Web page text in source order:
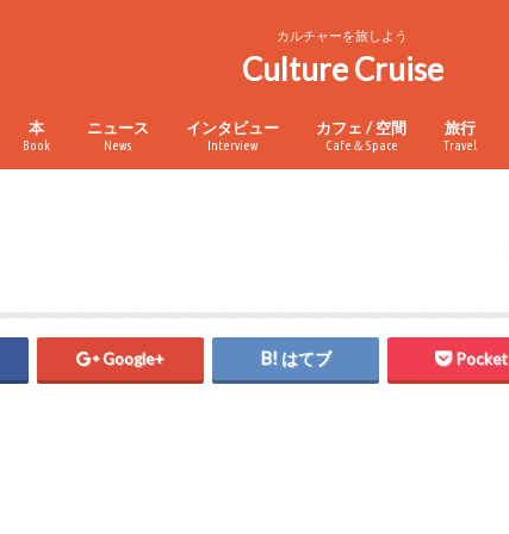
カルチャーを旅しよう
Culture Cruise
本
Book
ニュース
News
インタビュー
Interview
カフェ / 空間
Cafe＆Space
旅行
Travel
Google+ はてブ Pocket